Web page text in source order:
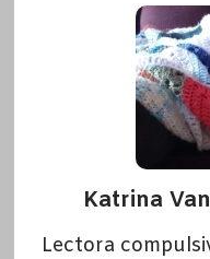
Katrina
Lectora